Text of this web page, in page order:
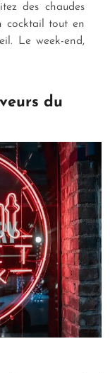
des chaudes
cocktail tout en
Le week-end,
du